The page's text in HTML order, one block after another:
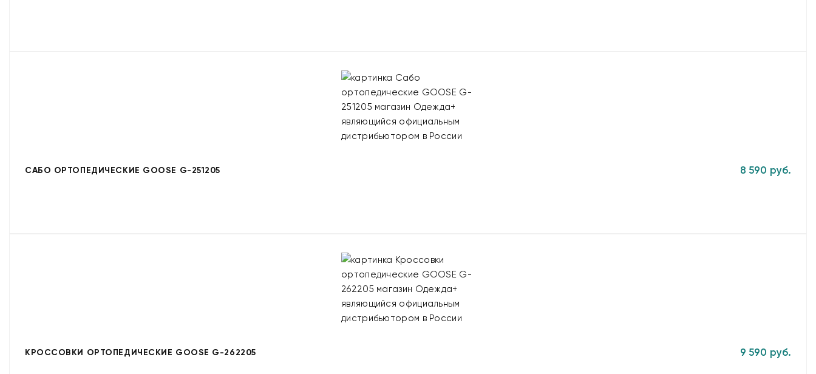
САБО ОРТОПЕДИЧЕСКИЕ GOOSE G-251205 8 590 руб.
КРОССОВКИ ОРТОПЕДИЧЕСКИЕ GOOSE G-262205 9 590 руб.